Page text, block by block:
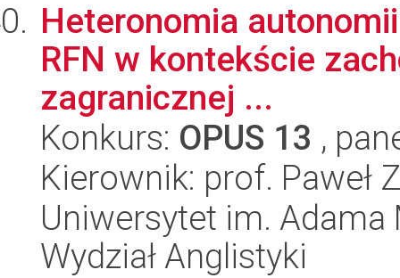
Heteronomia
RFN w kontekście
zagranicznej ...
Konkurs: OPUS 13 ,
Kierownik: prof. Paweł
Uniwersytet im.
Wydział Anglistyki